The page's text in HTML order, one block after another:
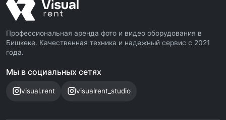
Профессиональная аренда фото и видео оборудования в
Бишкеке. Качественная техника и надежный сервис с 2021
года.
Мы в социальных сетях
visual.rent visualrent_studio